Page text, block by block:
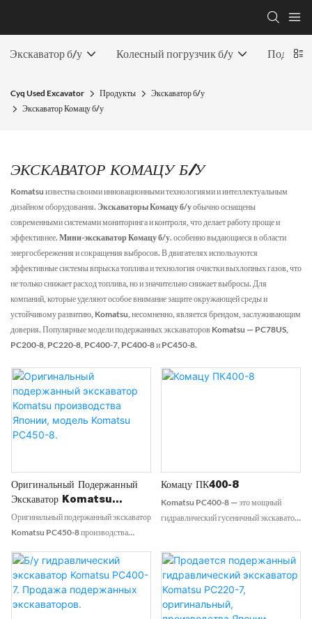
Экскаватор б/у Колесный погрузчик б/у
Cyq Used Excavator Продукты
Экскаватор б/у
Экскаватор Комацу б/у
ЭКСКАВАТОР КОМАЦУ Б/У
Komatsu известна своими инновационными технологиями и интеллектуальным
дизайном оборудования. Экскаваторы Комацу б/уобычно оснащены
современными системами мониторинга и контроля, что делает работу проще и
эффективнее. Мини-экскаватор Комацу б/у. особенно выдающиеся в области
энергосбережения и сокращения выбросов. В двигателях используются
эффективные системы впрыска топлива и технология очистки выхлопных газов, что
не только снижает расход топлива, но и значительно снижает выбросы. Для
компаний, которые уделяют особое внимание защите окружающей среды и
устойчивому развитию, Komatsu, несомненно, является брендом, заслуживающим
доверия. Популярные модели подержанных экскаваторов Komatsu — PC78US,
PC200-8, PC220-8, PC400-7, PC400-8 и PC450-8.
Оригинальный Подержанный
Экскаватор Komatsu
Производства Японии, Модель
Komatsu PC450-8.
Оригинальный подержанный экскаватор
Komatsu PC450-8 производства
машина, известная своей
исключительной производительностью
в строительстве и земляных работах.
Благодаря усовершенствованной
Комацу ПК400-8
Komatsu PC400-8 — это мощный
гидравлический гусеничный экскаватор
двигателем мощностью 345 лошадиных
сил и ковшом объемом до 2,87
кубических метров, что делает его
мощной машиной для крупных